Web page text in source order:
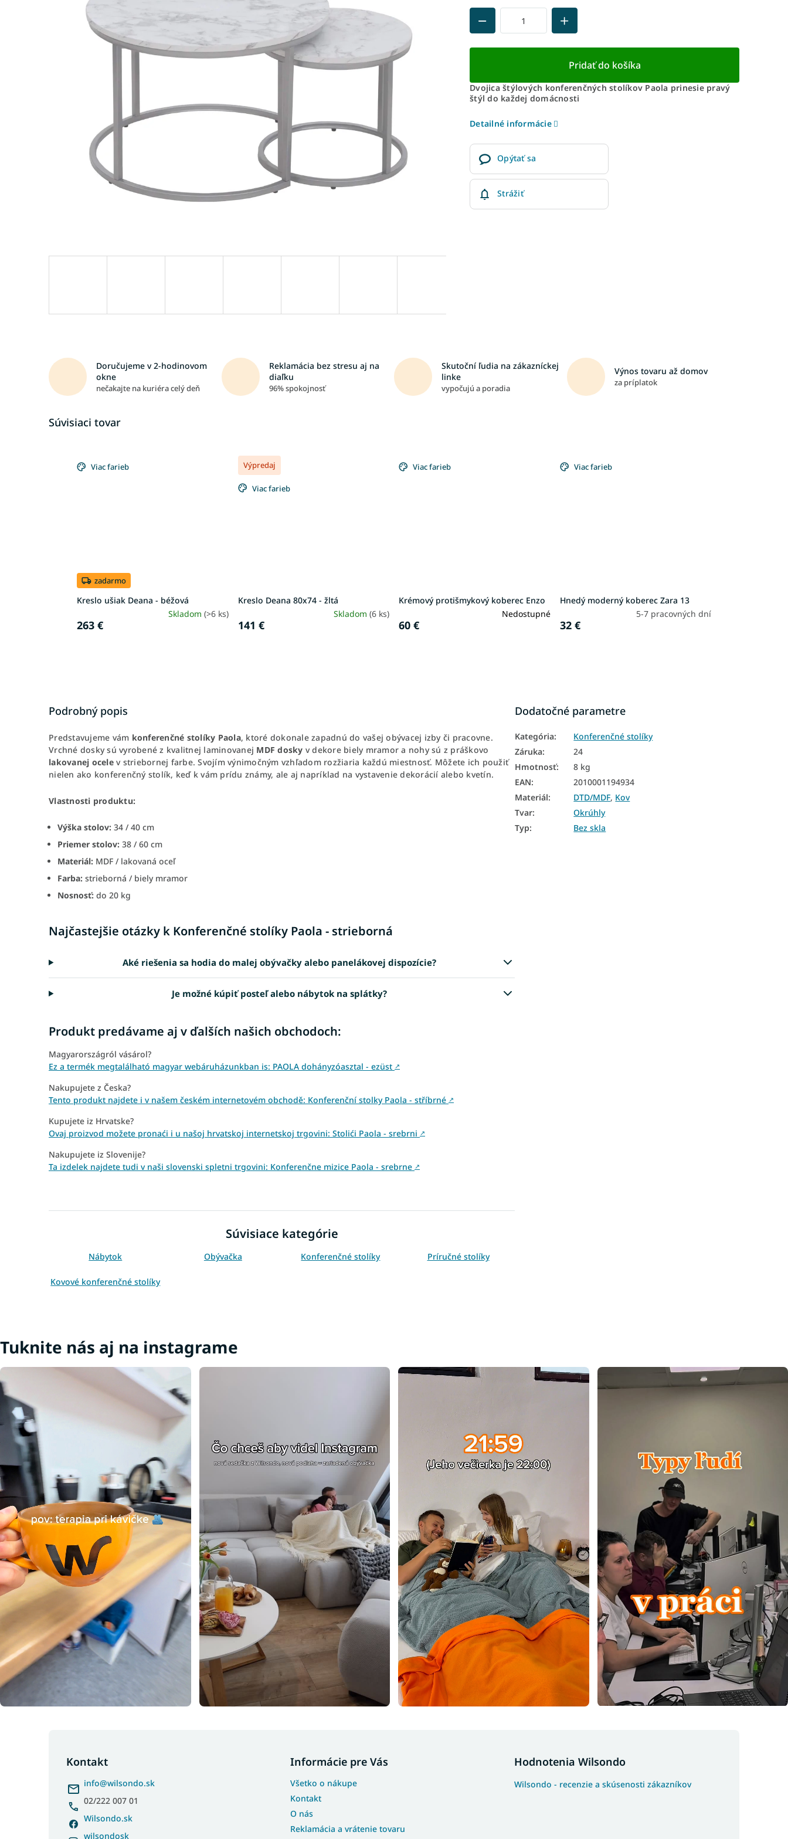
Pridať do košíka
Dvojica štýlových konferenčných stolíkov Paola prinesie pravý
štýl do každej domácnosti
Detailné informácie
Opýtať sa
Strážiť
Doručujeme v 2-hodinovom
okne
nečakajte na kuriéra celý deň
Reklamácia bez stresu aj na
diaľku
96% spokojnosť
Skutoční ľudia na zákazníckej
linke
vypočujú a poradia
Výnos tovaru až domov
za príplatok
Súvisiaci tovar
Viac farieb
zadarmo
Kreslo ušiak Deana - béžová
Skladom (>6 ks)
263 €
Výpredaj
Viac farieb
Kreslo Deana 80x74 - žltá
Skladom (6 ks)
141 €
Viac farieb
Krémový protišmykový koberec Enzo
Nedostupné
60 €
Viac farieb
Hnedý moderný koberec Zara 13
5-7 pracovných dní
32 €
Podrobný popis
Predstavujeme vám konferenčné stolíky Paola, ktoré dokonale zapadnú do vašej obývacej izby či pracovne.
Vrchné dosky sú vyrobené z kvalitnej laminovanej MDF dosky v dekore biely mramor a nohy sú z práškovo
lakovanej ocelev striebornej farbe. Svojím výnimočným vzhľadom rozžiaria každú miestnosť. Môžete ich použiť
nielen ako konferenčný stolík, keď k vám prídu známy, ale aj napríklad na vystavenie dekorácií alebo kvetín.
Vlastnosti produktu:
Výška stolov: 34 / 40 cm
Priemer stolov: 38 / 60 cm
Materiál: MDF / lakovaná oceľ
Farba: strieborná / biely mramor
Nosnosť: do 20 kg
Najčastejšie otázky k Konferenčné stolíky Paola - strieborná
Aké riešenia sa hodia do malej obývačky alebo panelákovej dispozície?
Je možné kúpiť posteľ alebo nábytok na splátky?
Produkt predávame aj v ďalších našich obchodoch:
Magyarországról vásárol?
Ez a termék megtalálható magyar webáruházunkban is: PAOLA dohányzóasztal - ezüst ↗
Nakupujete z Česka?
Tento produkt najdete i v našem českém internetovém obchodě: Konferenční stolky Paola - stříbrné ↗
Kupujete iz Hrvatske?
Ovaj proizvod možete pronaći i u našoj hrvatskoj internetskoj trgovini: Stolići Paola - srebrni ↗
Nakupujete iz Slovenije?
Ta izdelek najdete tudi v naši slovenski spletni trgovini: Konferenčne mizice Paola - srebrne ↗
Súvisiace kategórie
Nábytok Obývačka Konferenčné stolíky Príručné stolíky
Kovové konferenčné stolíky
Dodatočné parametre
Kategória:
Konferenčné stolíky
Záruka:
24
Hmotnosť:
8 kg
EAN:
2010001194934
Materiál: DTD/MDF, Kov
Tvar:
Okrúhly
Typ: Bez skla
Tuknite nás aj na instagrame
Kontakt
info@wilsondo.sk
02/222 007 01
Wilsondo.sk
wilsondosk
Informácie pre Vás
Všetko o nákupe
Kontakt
O nás
Reklamácia a vrátenie tovaru
Hodnotenia Wilsondo
Wilsondo - recenzie a skúsenosti zákazníkov